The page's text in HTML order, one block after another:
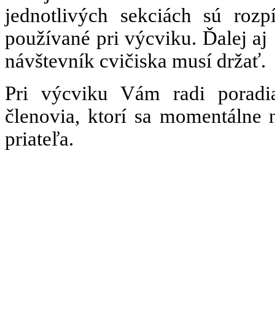
jednotlivých sekciách sú
používané pri výcviku. Ďalej
návštevník cvičiska musí držať.
Pri výcviku Vám radi
členovia, ktorí sa momentálne
priateľa.